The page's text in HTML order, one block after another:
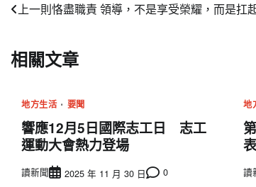
文
導
上一則恪盡職責 領導，不是享受榮耀，而是扛
相關文章
地方生活 要聞
響應12月5日國際志工日 志工
運動大會熱力登場
讀新聞 2025 年 11 月 30 日 0
地
讀